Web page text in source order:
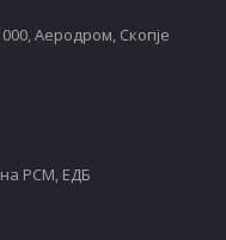
Аеродром, Скопје
РСМ, ЕДБ